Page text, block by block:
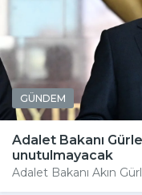
GÜNDEM
Adalet Bakanı
unutulmayacak
Adalet Bakanı Akın